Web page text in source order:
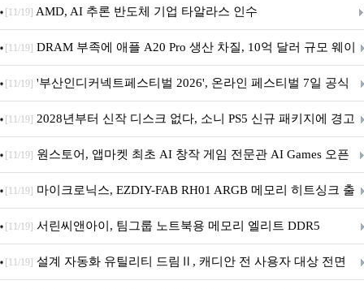
[11/19] AMD, AI 추론 반도체 기업 타알라스 인수
[11/19] DRAM 부족에 애플 A20 Pro 생산 차질, 10억 달러 규모 웨이
퍼 대기
[11/19] '부산인디커넥트페스티벌 2026', 온라인 페스티벌 7일 공식
개막... 22일간 진행
[11/19] 2028년부터 신작 디스크 없다, 소니 PS5 신규 패키지에 경고
문 추가
[11/19] 원스토어, 앱마켓 최초 AI 창작 게임 전문관 AI Games 오픈
[11/19] 마이크로닉스, EZDIY-FAB RH01 ARGB 메모리 히트싱크 출
시
[11/19] 서린씨앤아이, 팀그룹 노트북용 메모리 엘리트 DDR5
5600MHz 16GB 출시
[11/19] 설계 자동화 유틸리티 드림Ⅱ, 캐디안 전 사용자 대상 전면